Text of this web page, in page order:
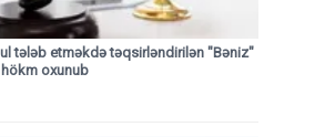
tələb etməkdə təqsirləndirilən "Bəniz"
oxunub